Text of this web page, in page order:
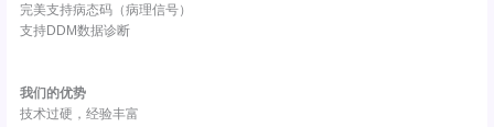
完美支持病态码（病理信号）
支持DDM数据诊断
我们的优势
技术过硬，经验丰富